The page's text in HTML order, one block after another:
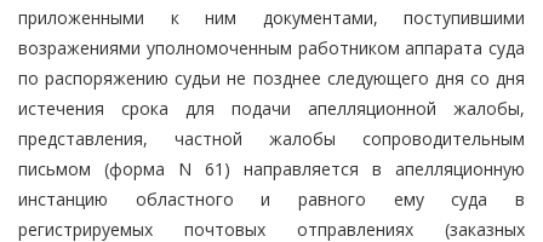
приложенными к ним документами, поступившими
возражениями уполномоченным работником аппарата суда
по распоряжению судьи не позднее следующего дня со дня
истечения срока для подачи апелляционной жалобы,
представления, частной жалобы сопроводительным
письмом (форма N 61) направляется в апелляционную
инстанцию областного и равного ему суда в
регистрируемых почтовых отправлениях (заказных